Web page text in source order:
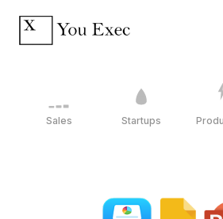
Sales Startups